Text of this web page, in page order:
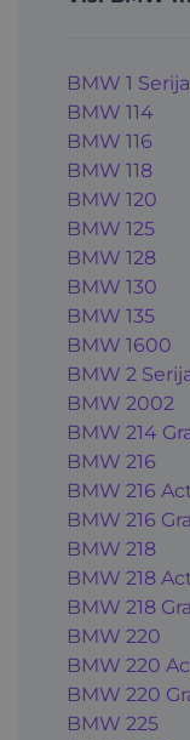
BMW 1 Serija
BMW 114
BMW 116
BMW 118
BMW 120
BMW 125
BMW 128
BMW 130
BMW 135
BMW 1600
BMW 2
BMW 2002
BMW 214
BMW 216
BMW 216
BMW 216
BMW 218
BMW 218
BMW 218
BMW 220
BMW 220
BMW 220
BMW 225